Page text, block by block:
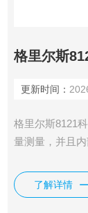
格里尔斯
更新时间：
格里尔斯8121
量测量，并且
了解详情